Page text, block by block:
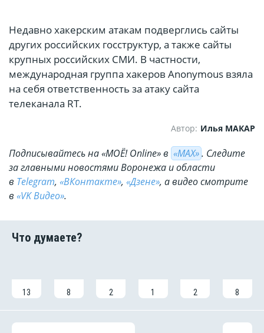
Недавно хакерским атакам подверглись сайты
других российских госструктур, а также сайты
крупных российских СМИ. В частности,
международная группа хакеров Anonymous взяла
на себя ответственность за атаку сайта
телеканала RT.
Автор: Илья МАКАР
Подписывайтесь на «МОЁ! Online» в «МАХ». Cледите
за главными новостями Воронежа и области
в Telegram, «ВКонтакте», «Дзене», а видео смотрите
в «VK Видео».
13 8 2 1 2 8